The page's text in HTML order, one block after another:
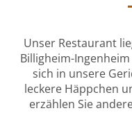
Unser Restaurant
Billigheim-
sich in unsere
leckere Häppchen
erzählen Sie